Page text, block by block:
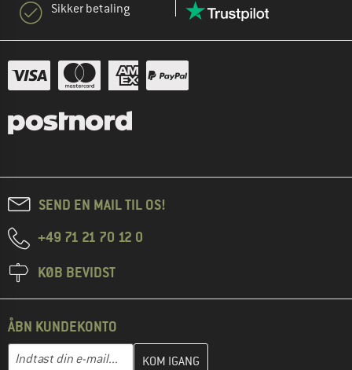
Sikker betaling
SEND EN MAIL TIL OS!
+49 71 21 70 12 0
KØB BEVIDST
ÅBN KUNDEKONTO
E-mail-adresse
Indtast din e-mailadresse her, og opret i næste trin din